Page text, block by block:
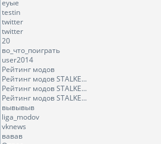
еуые
testin
twitter
twitter
20
во_что_поиграть
user2014
Рейтинг модов
Рейтинг модов STALKE...
Рейтинг модов STALKE...
Рейтинг модов STALKE...
вывывыв
liga_modov
vknews
вавав